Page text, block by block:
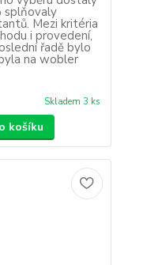
splňovaly
Mezi kritéria
i provedení,
řadě bylo
na wobler
Skladem 3 ks
košíku